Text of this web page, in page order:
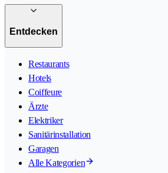
Entdecken
Restaurants
Hotels
Coiffeure
Ärzte
Elektriker
Sanitärinstallation
Garagen
Alle Kategorien